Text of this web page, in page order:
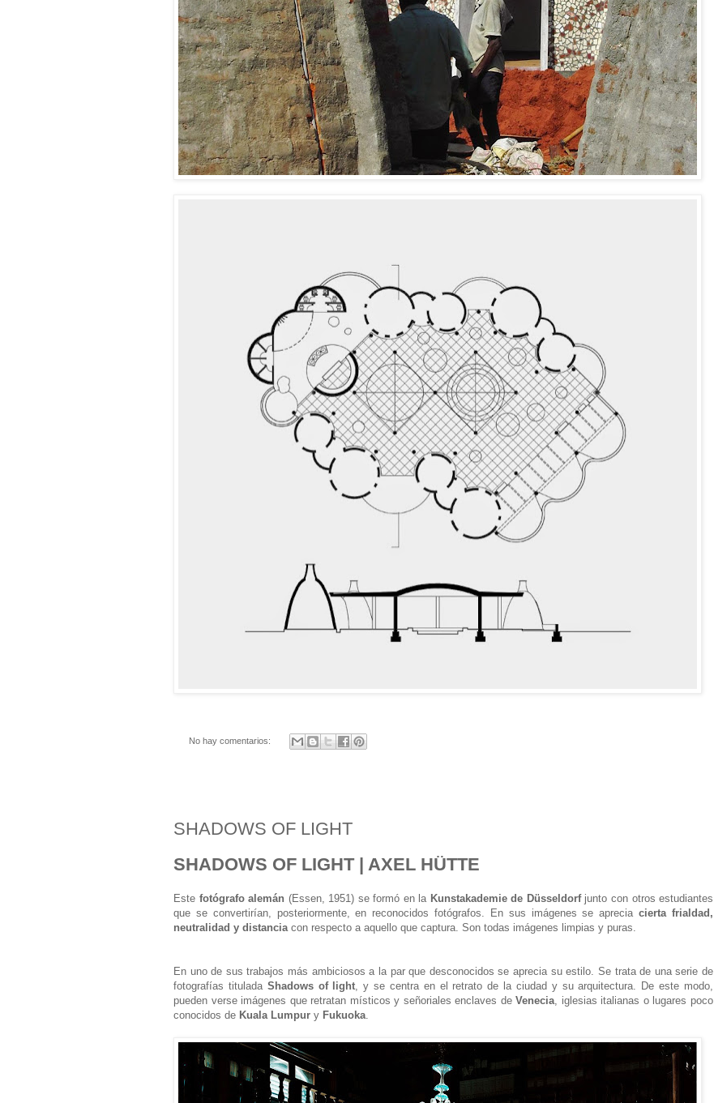
No hay comentarios:
SHADOWS OF LIGHT
SHADOWS OF LIGHT | AXEL HÜTTE
Este fotógrafo alemán (Essen, 1951) se formó en la Kunstakademie de Düsseldorfjunto con otros estudiantes
que se convertirían, posteriormente, en reconocidos fotógrafos. En sus imágenes se aprecia cierta frialdad,
neutralidad y distancia con respecto a aquello que captura. Son todas imágenes limpias y puras.
En uno de sus trabajos más ambiciosos a la par que desconocidos se aprecia su estilo. Se trata de una serie de
fotografías titulada Shadows of light , y se centra en el retrato de la ciudad y su arquitectura. De este modo,
pueden verse imágenes que retratan místicos y señoriales enclaves deVenecia , iglesias italianas o lugares poco
conocidos de Kuala Lumpur y Fukuoka